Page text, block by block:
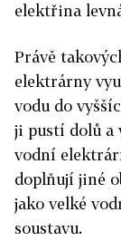
elektřina
Právě
elektrárny
vodu do
ji pustí dolů a
vodní
doplňují jiné
jako velké
soustavu.